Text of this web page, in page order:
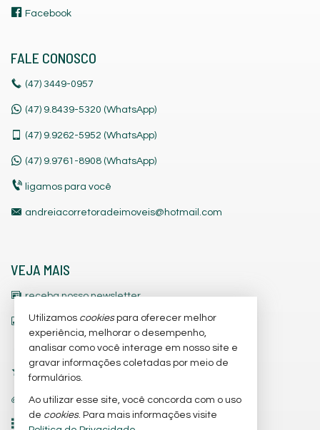
Facebook
FALE CONOSCO
(47) 3449-0957
(47) 9.8439-5320 (WhatsApp)
(47) 9.9262-5952 (WhatsApp)
(47) 9.9761-8908 (WhatsApp)
ligamos para você
andreiacorretoradeimoveis@hotmail.com
VEJA MAIS
receba nosso newsletter
indicadores financeiros
cadastre seu imóvel
imóveis favoritos
trabalhe conosco
mapa de imóveis
Utilizamos cookiespara oferecer melhor
experiência, melhorar o desempenho,
analisar como você interage em nosso site e
gravar informações coletadas por meio de
formulários.
Ao utilizar esse site, você concorda com o uso
de cookies. Para mais informações visite